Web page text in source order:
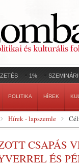
1%
POLITIKA HÍREK
Hírek - lapszemle
CSAPÁS
ÉS